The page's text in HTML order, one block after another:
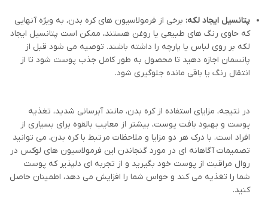
پتانسیل ایجاد لکه: برخی از فرمولاسیون های کره بدن، به ویژه آنهایی
که حاوی رنگ های طبیعی یا روغن هستند، ممکن است پتانسیل ایجاد
لکه بر روی لباس یا پارچه را داشته باشند. توصیه می شود قبل از
پانسمان اجازه دهید تا محصول به طور کامل جذب پوست شود تا از
انتقال رنگ یا باقی مانده جلوگیری شود.
در نتیجه، مزایای استفاده از کره بدن، مانند آبرسانی شدید، تغذیه
پوست و بهبود بافت پوست، بیشتر از معایب بالقوه برای بسیاری از
افراد است. با درک هر دو مزایا و ملاحظات مرتبط با کره بدن، می توانید
تصمیمات آگاهانه ای در مورد گنجاندن این فرمولاسیون های لوکس در
روال مراقبت از پوست خود بگیرید و از تجربه ای دلپذیر که پوست
شما را تغذیه می کند و حواس شما را افزایش می دهد، اطمینان حاصل
کنید.